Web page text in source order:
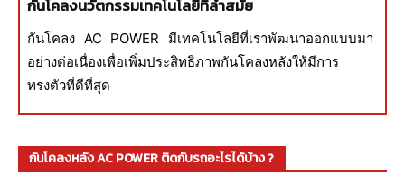
กันโคลงนวัตกรรมเทคโนโลยีที่ล้ำสมัย
กันโคลง AC POWER มีเทคโนโลยีที่เราพัฒนาออกแบบมา
อย่างต่อเนื่องเพื่อเพิ่มประสิทธิภาพกันโคลงหลังให้มีการ
ทรงตัวที่ดีที่สุด
กันโคลงหลัง AC POWER ติดกับรถอะไรได้บ้าง ?